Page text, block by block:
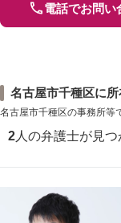
電話でお問い
名古屋市千種区に
名古屋市千種区の事務所等
2 人の弁護士が見